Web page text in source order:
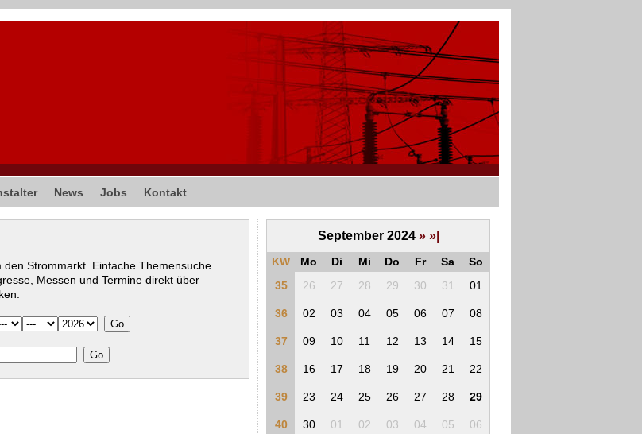
News Jobs Kontakt
Strommarkt. Einfache Themensuche
Messen und Termine direkt über
September 2024 » »|
KW Mo Di Mi Do Fr Sa
So
35
26 27 28 29 30 31 01
36 02 03 04 05 06 07 08
37 09 10 11 12 13 14 15
38 16 17 18 19 20 21 22
39 23 24 25 26 27 28 29
40 30 01 02 03 04 05 06